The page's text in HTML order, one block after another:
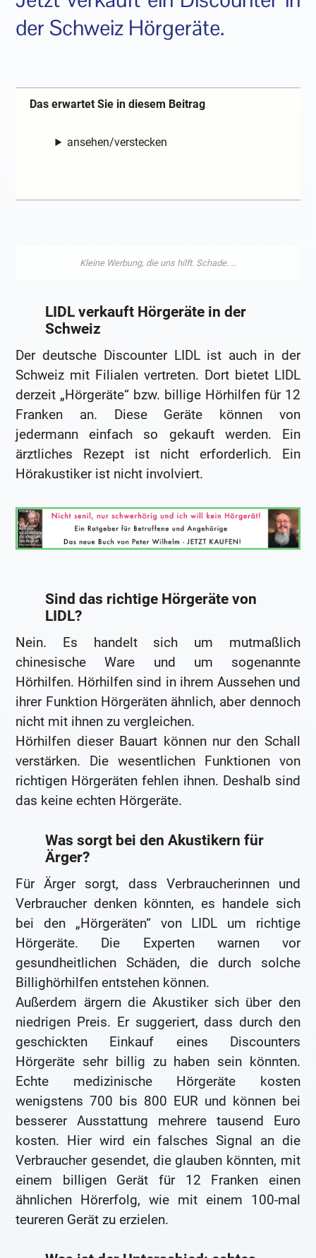
der Schweiz Hörgeräte.
Das erwartet Sie in diesem Beitrag
ansehen/verstecken
LIDL verkauft Hörgeräte in der
Schweiz
Der deutsche Discounter LIDL ist auch in der
Schweiz mit Filialen vertreten. Dort bietet LIDL
derzeit „Hörgeräte“ bzw. billige Hörhilfen für 12
Franken an. Diese Geräte können von
jedermann einfach so gekauft werden. Ein
ärztliches Rezept ist nicht erforderlich. Ein
Hörakustiker ist nicht involviert.
Sind das richtige Hörgeräte von
LIDL?
Nein. Es handelt sich um mutmaßlich
chinesische Ware und um sogenannte
Hörhilfen. Hörhilfen sind in ihrem Aussehen und
ihrer Funktion Hörgeräten ähnlich, aber dennoch
nicht mit ihnen zu vergleichen.
Hörhilfen dieser Bauart können nur den Schall
verstärken. Die wesentlichen Funktionen von
richtigen Hörgeräten fehlen ihnen. Deshalb sind
das keine echten Hörgeräte.
Was sorgt bei den Akustikern für
Ärger?
Für Ärger sorgt, dass Verbraucherinnen und
Verbraucher denken könnten, es handele sich
bei den „Hörgeräten“ von LIDL um richtige
Hörgeräte. Die Experten warnen vor
gesundheitlichen Schäden, die durch solche
Billighörhilfen entstehen können.
Außerdem ärgern die Akustiker sich über den
niedrigen Preis. Er suggeriert, dass durch den
geschickten Einkauf eines Discounters
Hörgeräte sehr billig zu haben sein könnten.
Echte medizinische Hörgeräte kosten
wenigstens 700 bis 800 EUR und können bei
besserer Ausstattung mehrere tausend Euro
kosten. Hier wird ein falsches Signal an die
Verbraucher gesendet, die glauben könnten, mit
einem billigen Gerät für 12 Franken einen
ähnlichen Hörerfolg, wie mit einem 100-mal
teureren Gerät zu erzielen.